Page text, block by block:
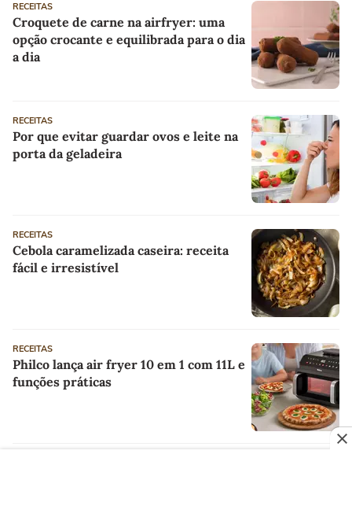
RECEITAS
Croquete de carne na airfryer: uma
opção crocante e equilibrada para o dia
a dia
RECEITAS
Por que evitar guardar ovos e leite na
porta da geladeira
RECEITAS
Cebola caramelizada caseira: receita
fácil e irresistível
RECEITAS
Philco lança air fryer 10 em 1 com 11L e
funções práticas